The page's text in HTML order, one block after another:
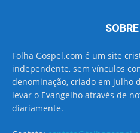
Folha Gospel.com é um site
independente, sem vínculos
denominação, criado em julho
levar o Evangelho através de
diariamente.